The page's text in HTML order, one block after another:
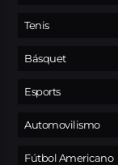
Tenis
Básquet
Esports
Automovilismo
Fútbol Americano